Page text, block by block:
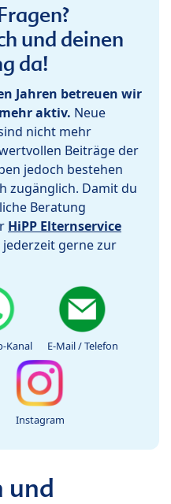
und deinen
da!
Jahren betreuen wir
aktiv. Neue
nicht mehr
Beiträge der
jedoch bestehen
zugänglich. Damit du
Beratung
HiPP Elternservice
jederzeit gerne zur
Kanal E-Mail / Telefon
Instagram
und